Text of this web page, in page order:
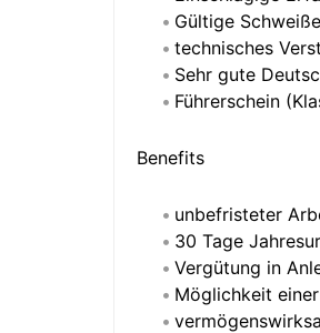
Gültige
technisches
Sehr gute
Führerschein
Benefits
unbefristeter
30 Tage
Vergütung in
Möglichkeit